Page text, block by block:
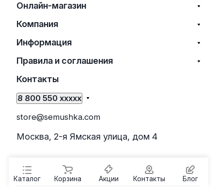
Онлайн-магазин
Компания
Информация
Правила и соглашения
Контакты
8 800 550 xxxxx
store@semushka.com
Москва, 2-я Ямская улица, дом 4
Каталог Корзина Акции Контакты Блог